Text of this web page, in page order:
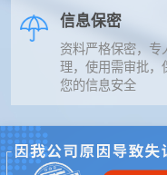
信息保密
资料严格保密，专
理，使用需审批，
您的信息安全